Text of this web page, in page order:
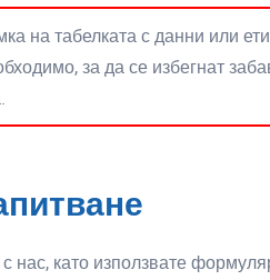
на табелката с данни или
за да се избегнат
нас, като използвате